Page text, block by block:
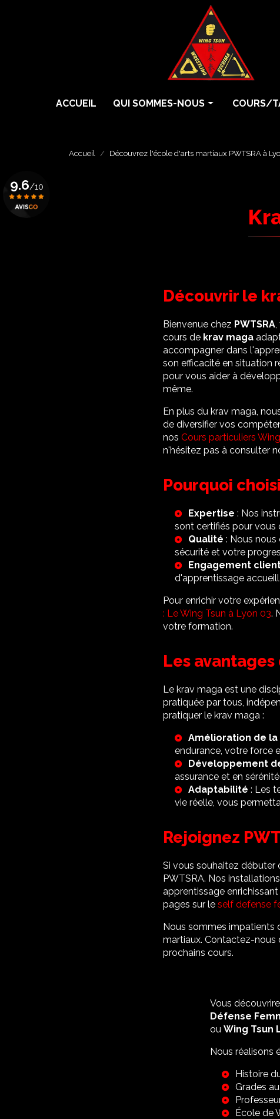
ACCUEIL
QUI SOMMES-NOUS
Écoles
COURS/
Cours
Krav
9.6/10
Accueil Découvrez l'école d'arts martiaux PWTSRA à
Découvrir le
Bienvenue chez PWTSRA,
cours de krav maga
accompagner dans
son efficacité en situation
pour vous aider à
même.
En plus du krav maga,
de diversifier vos
nos Cours particuliers
n'hésitez pas à consulter
Pourquoi
Expertise : Nos
sont certifiés pour vous
Qualité : Nous
sécurité et votre
Engagement
d'apprentissage
Pour enrichir votre
: Le Wing Tsun à Lyon 03.
votre formation.
Les
Le krav maga est une
pratiquée par tous,
pratiquer le krav maga :
Amélioration de
endurance, votre force
Développement
assurance et en
Adaptabilité : Les
vie réelle, vous
Rejoignez
Si vous souhaitez débuter
PWTSRA. Nos
apprentissage
pages sur le self defense
Nous sommes impatients
martiaux. Contactez-nous
prochains cours.
Vous
Défense
ou Wing Tsun
Nous réalisons
Histoire
Grades
École de